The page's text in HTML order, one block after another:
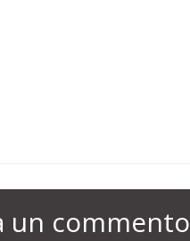
un commento